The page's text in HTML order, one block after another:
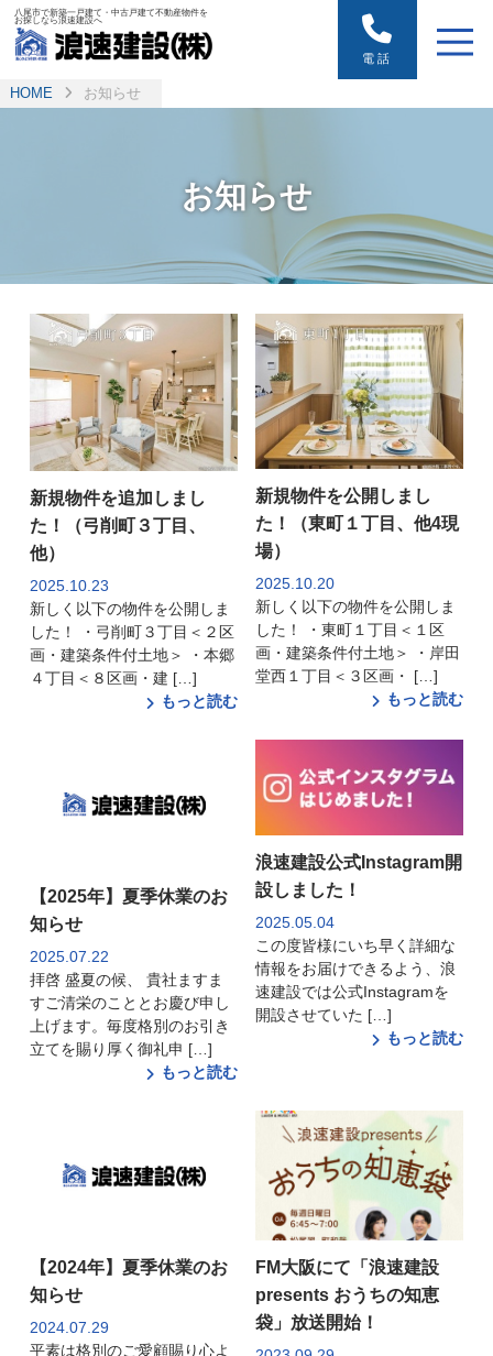
八尾市で新築一戸建て・中古戸建て不動産物件を
お探しなら浪速建設へ
電話
HOME お知らせ
お知らせ
新規物件を追加しまし
た！（弓削町３丁目、
他）
2025.10.23
新しく以下の物件を公開しま
した！ ・弓削町３丁目＜２区
画・建築条件付土地＞ ・本郷
４丁目＜８区画・建 […]
もっと読む
新規物件を公開しまし
た！（東町１丁目、他4現
場）
2025.10.20
新しく以下の物件を公開しま
した！ ・東町１丁目＜１区
画・建築条件付土地＞ ・岸田
堂西１丁目＜３区画・ […]
もっと読む
【2025年】夏季休業のお
知らせ
2025.07.22
拝啓 盛夏の候、 貴社ますま
すご清栄のこととお慶び申し
上げます。毎度格別のお引き
立てを賜り厚く御礼申 […]
もっと読む
浪速建設公式Instagram開
設しました！
2025.05.04
この度皆様にいち早く詳細な
情報をお届けできるよう、浪
速建設では公式Instagramを
開設させていた […]
もっと読む
【2024年】夏季休業のお
知らせ
2024.07.29
平素は格別のご愛顧賜り心よ
FM大阪にて「浪速建設
presents おうちの知恵
袋」放送開始！